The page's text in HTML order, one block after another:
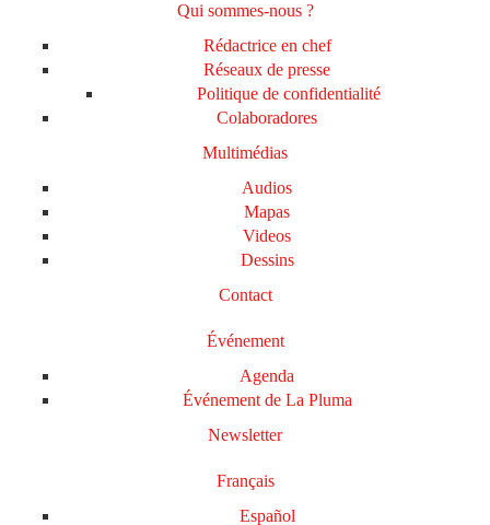
Qui sommes-nous ?
Rédactrice en chef
Réseaux de presse
Politique de confidentialité
Colaboradores
Multimédias
Audios
Mapas
Videos
Dessins
Contact
Événement
Agenda
Événement de La Pluma
Newsletter
Français
Español